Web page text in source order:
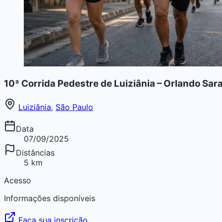
10ª Corrida Pedestre de Luiziânia – Orlando
Luiziânia, São Paulo
Data
07/09/2025
Distâncias
5 km
Acesso
Informações disponíveis